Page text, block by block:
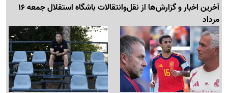
آخرین اخبار و گزارش‌ها از نقل‌وانتقالات باشگاه استقلال جمعه 16
مرداد